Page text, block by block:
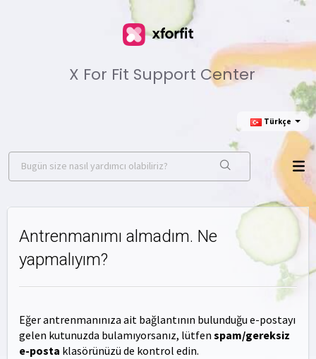
X For Fit Support Center
Türkçe
Antrenmanımı almadım. Ne
yapmalıyım?
Eğer antrenmanınıza ait bağlantının bulunduğu e-postayı
gelen kutunuzda bulamıyorsanız, lütfen spam/gereksiz
e-posta klasörünüzü de kontrol edin.